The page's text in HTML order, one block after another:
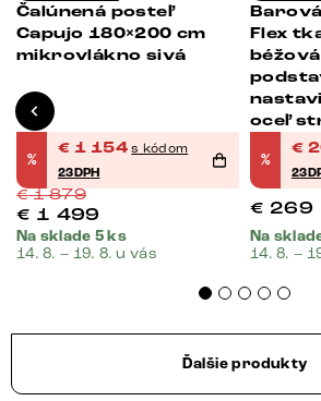
Čalúnená posteľ
Capujo 180×200 cm
mikrovlákno sivá
%
€ 1 154 s kódom
23DPH
€1 879
€ 1 499
Na sklade 5 ks
14. 8. – 19. 8. u vás
Flex
oceľ
%
€
€ 269
Na
14. 8. –
Ďalšie produkty